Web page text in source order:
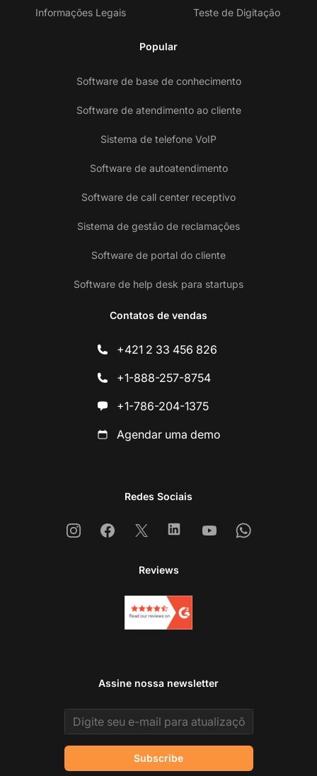
Informações Legais Teste de Digitação
Popular
Software de base de conhecimento
Software de atendimento ao cliente
Sistema de telefone VoIP
Software de autoatendimento
Software de call center receptivo
Sistema de gestão de reclamações
Software de portal do cliente
Software de help desk para startups
Contatos de vendas
+421 2 33 456 826
+1-888-257-8754
+1-786-204-1375
Agendar uma demo
Redes Sociais
InstagramFacebook
X LinkedinYoutubeWhatsapp
Reviews
Assine nossa newsletter
Email address
Subscribe